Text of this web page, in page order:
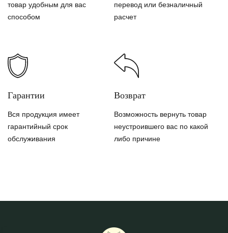
товар удобным для вас
способом
перевод или безналичный
расчет
Гарантии
Вся продукция имеет
гарантийный срок
обслуживания
Возврат
Возможность вернуть товар
неустроившего вас по какой
либо причине